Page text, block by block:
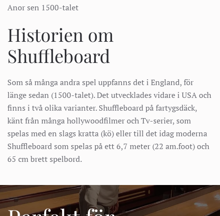
Anor sen 1500-talet
Historien om
Shuffleboard
Som så många andra spel uppfanns det i England, för
länge sedan (1500-talet). Det utvecklades vidare i USA och
finns i två olika varianter. Shuffleboard på fartygsdäck,
känt från många hollywoodfilmer och Tv-serier, som
spelas med en slags kratta (kö) eller till det idag moderna
Shuffleboard som spelas på ett 6,7 meter (22 am.foot) och
65 cm brett spelbord.